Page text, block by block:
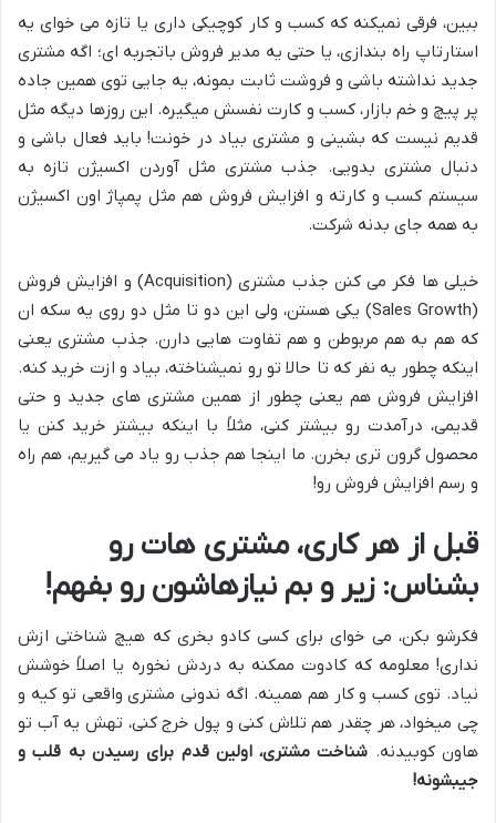
ببین، فرقی نمیکنه که کسب و کار کوچیکی داری یا تازه می خوای یه
استارتاپ راه بندازی، یا حتی یه مدیر فروش باتجربه ای؛ اگه مشتری
جدید نداشته باشی و فروشت ثابت بمونه، یه جایی توی همین جاده
پر پیچ و خم بازار، کسب و کارت نفسش میگیره. این روزها دیگه مثل
قدیم نیست که بشینی و مشتری بیاد در خونت! باید فعال باشی و
دنبال مشتری بدویی. جذب مشتری مثل آوردن اکسیژن تازه به
سیستم کسب و کارته و افزایش فروش هم مثل پمپاژ اون اکسیژن
به همه جای بدنه شرکت.
خیلی ها فکر می کنن جذب مشتری (Acquisition) و افزایش فروش
(Sales Growth) یکی هستن، ولی این دو تا مثل دو روی یه سکه ان
که هم به هم مربوطن و هم تفاوت هایی دارن. جذب مشتری یعنی
اینکه چطور یه نفر که تا حالا تو رو نمیشناخته، بیاد و ازت خرید کنه.
افزایش فروش هم یعنی چطور از همین مشتری های جدید و حتی
قدیمی، درآمدت رو بیشتر کنی، مثلاً با اینکه بیشتر خرید کنن یا
محصول گرون تری بخرن. ما اینجا هم جذب رو یاد می گیریم، هم راه
و رسم افزایش فروش رو!
قبل از هر کاری، مشتری هات رو
بشناس: زیر و بم نیازهاشون رو بفهم!
فکرشو بکن، می خوای برای کسی کادو بخری که هیچ شناختی ازش
نداری! معلومه که کادوت ممکنه به دردش نخوره یا اصلاً خوشش
نیاد. توی کسب و کار هم همینه. اگه ندونی مشتری واقعی تو کیه و
چی میخواد، هر چقدر هم تلاش کنی و پول خرج کنی، تهش یه آب تو
هاون کوبیدنه. شناخت مشتری، اولین قدم برای رسیدن به قلب و
جیبشونه!